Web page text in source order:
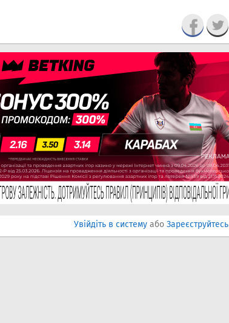
Увійдіть в систему або Зареєструйтесь